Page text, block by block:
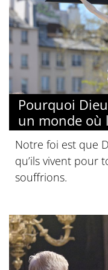
Pourquoi
un monde où
Notre foi est que
qu’ils vivent pour
souffrions.